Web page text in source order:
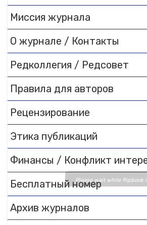
Please wait while flipbook
FAQs and issues please
Миссия журнала
О журнале / Контакты
Редколлегия / Редсовет
Правила для авторов
Рецензирование
Этика публикаций
Финансы / Конфликт
Бесплатный номер
Архив журналов